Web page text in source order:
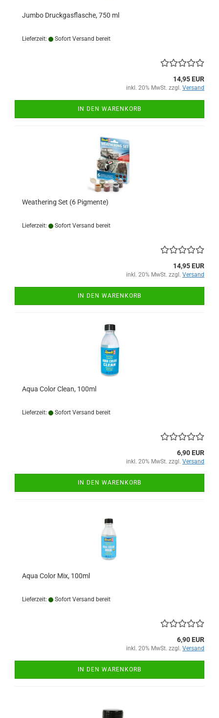
Jumbo Druckgasflasche, 750 ml
Lieferzeit: Sofort Versand bereit
14,95 EUR
inkl. 20% MwSt. zzgl. Versand
IN DEN WARENKORB
Weathering Set (6 Pigmente)
Lieferzeit: Sofort Versand bereit
14,95 EUR
inkl. 20% MwSt. zzgl. Versand
IN DEN WARENKORB
Aqua Color Clean, 100ml
Lieferzeit: Sofort Versand bereit
6,90 EUR
inkl. 20% MwSt. zzgl. Versand
IN DEN WARENKORB
Aqua Color Mix, 100ml
Lieferzeit: Sofort Versand bereit
6,90 EUR
inkl. 20% MwSt. zzgl. Versand
IN DEN WARENKORB